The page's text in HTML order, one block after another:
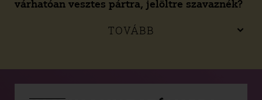
várhatóan vesztes pártra, jelöltre szavaznék?
TOVÁBB